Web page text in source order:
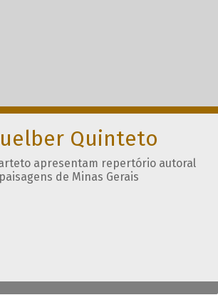
Quinteto
apresentam repertório autoral
de Minas Gerais